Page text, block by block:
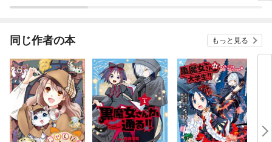
同じ作者の本 もっと見る